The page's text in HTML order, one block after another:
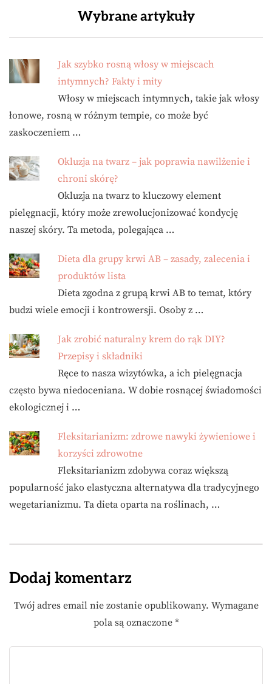
Wybrane artykuły
Jak szybko rosną włosy w miejscach
intymnych? Fakty i mity
Włosy w miejscach intymnych, takie jak włosy
łonowe, rosną w różnym tempie, co może być
zaskoczeniem …
Okluzja na twarz – jak poprawia nawilżenie i
chroni skórę?
Okluzja na twarz to kluczowy element
pielęgnacji, który może zrewolucjonizować kondycję
naszej skóry. Ta metoda, polegająca …
Dieta dla grupy krwi AB – zasady, zalecenia i
produktów lista
Dieta zgodna z grupą krwi AB to temat, który
budzi wiele emocji i kontrowersji. Osoby z …
Jak zrobić naturalny krem do rąk DIY?
Przepisy i składniki
Ręce to nasza wizytówka, a ich pielęgnacja
często bywa niedoceniana. W dobie rosnącej świadomości
ekologicznej i …
Fleksitarianizm: zdrowe nawyki żywieniowe i
korzyści zdrowotne
Fleksitarianizm zdobywa coraz większą
popularność jako elastyczna alternatywa dla tradycyjnego
wegetarianizmu. Ta dieta oparta na roślinach, …
Dodaj komentarz
Twój adres email nie zostanie opublikowany. Wymagane
pola są oznaczone *